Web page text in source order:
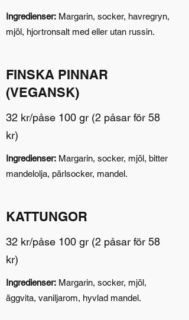
Ingredienser: Margarin, socker, havregryn,
mjöl, hjortronsalt med eller utan russin.
FINSKA PINNAR
(VEGANSK)
32 kr/påse 100 gr (2 påsar för 58
kr)
Ingredienser: Margarin, socker, mjöl, bitter
mandelolja, pärlsocker, mandel.
KATTUNGOR
32 kr/påse 100 gr (2 påsar för 58
kr)
Ingredienser: Margarin, socker, mjöl,
äggvita, vaniljarom, hyvlad mandel.